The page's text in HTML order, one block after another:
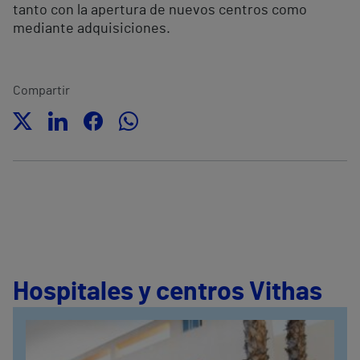
tanto con la apertura de nuevos centros como
mediante adquisiciones.
Compartir
Hospitales y centros Vithas